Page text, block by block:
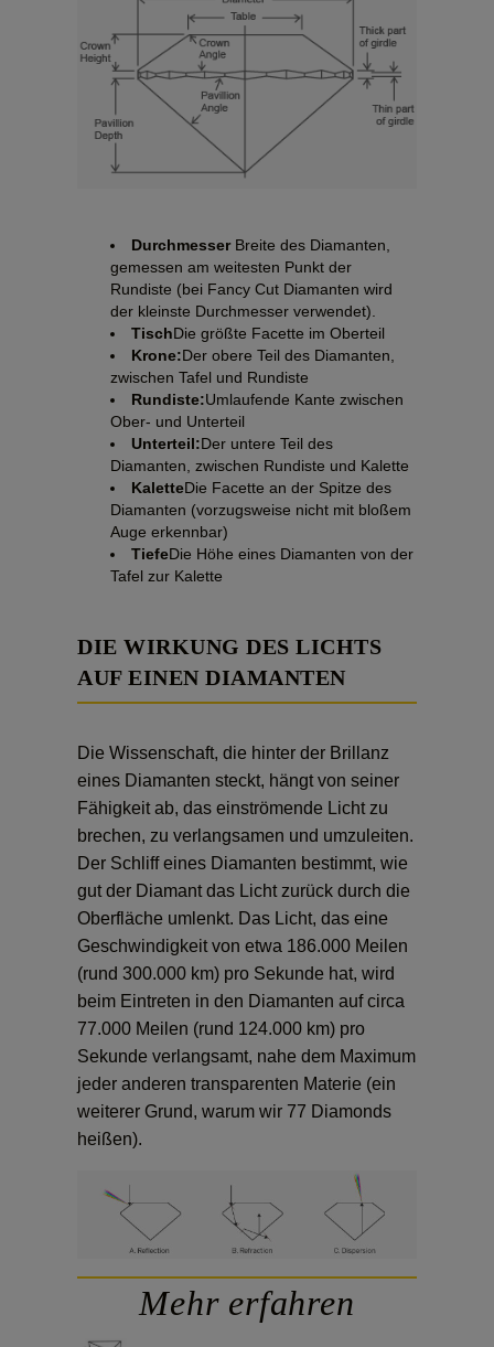
DurchmesserBreite des Diamanten,
gemessen am weitesten Punkt der
Rundiste (bei Fancy Cut Diamanten wird
der kleinste Durchmesser verwendet).
TischDie größte Facette im Oberteil
Krone:Der obere Teil des Diamanten,
zwischen Tafel und Rundiste
Rundiste:Umlaufende Kante zwischen
Ober- und Unterteil
Unterteil:Der untere Teil des
Diamanten, zwischen Rundiste und Kalette
KaletteDie Facette an der Spitze des
Diamanten (vorzugsweise nicht mit bloßem
Auge erkennbar)
TiefeDie Höhe eines Diamanten von der
Tafel zur Kalette
DIE WIRKUNG DES LICHTS
AUF EINEN DIAMANTEN
Die Wissenschaft, die hinter der Brillanz
eines Diamanten steckt, hängt von seiner
Fähigkeit ab, das einströmende Licht zu
brechen, zu verlangsamen und umzuleiten.
Der Schliff eines Diamanten bestimmt, wie
gut der Diamant das Licht zurück durch die
Oberfläche umlenkt. Das Licht, das eine
Geschwindigkeit von etwa 186.000 Meilen
(rund 300.000 km) pro Sekunde hat, wird
beim Eintreten in den Diamanten auf circa
77.000 Meilen (rund 124.000 km) pro
Sekunde verlangsamt, nahe dem Maximum
jeder anderen transparenten Materie (ein
weiterer Grund, warum wir 77 Diamonds
heißen).
Mehr erfahren